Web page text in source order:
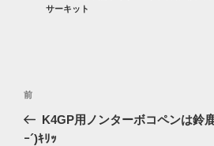
サーキット
投
ナ
過
去
の
前
K4GP用ノンターボコペンは鈴
ｰ´)ｷﾘｯ